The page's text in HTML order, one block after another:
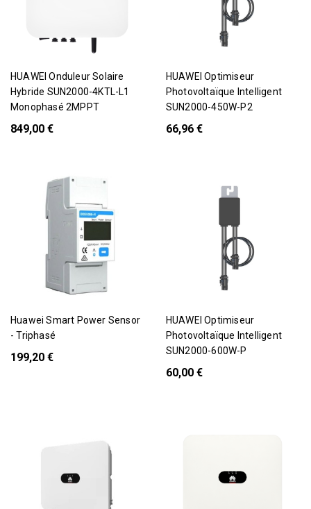
Exclusivité Web !
HUAWEI Onduleur Solaire
Hybride SUN2000-4KTL-L1
Monophasé 2MPPT
849,00 €
HUAWEI Optimiseur
Photovoltaïque Intelligent
SUN2000-450W-P2
66,96 €
Huawei Smart Power Sensor
- Triphasé
199,20 €
HUAWEI Optimiseur
Photovoltaïque Intelligent
SUN2000-600W-P
60,00 €